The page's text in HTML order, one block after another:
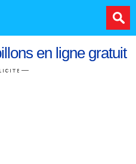
en ligne gratuit